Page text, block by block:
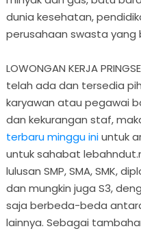
dunia kesehatan,
perusahaan swasta yang
LOWONGAN KERJA
telah ada dan tersedia
karyawan atau pegawai
dan kekurangan staf,
terbaru minggu iniuntuk
untuk sahabat
lulusan SMP, SMA, SMK,
dan mungkin juga S3,
saja berbeda-beda
lainnya. Sebagai